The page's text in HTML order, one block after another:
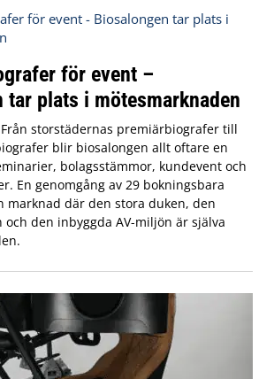
för event –
tar plats i mötesmarknaden
Från storstädernas premiärbiografer till
blir biosalongen allt oftare en
bolagsstämmor, kundevent och
En genomgång av 29 bokningsbara
marknad där den stora duken, den
och den inbyggda AV-miljön är själva